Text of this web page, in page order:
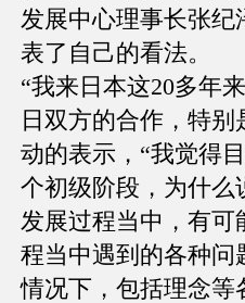
发展中心理事长张
表了自己的看法。
“我来日本这20多年
日双方的合作，特
动的表示，“我觉得
个初级阶段，为什么
发展过程当中，有
程当中遇到的各种问
情况下，包括理念等